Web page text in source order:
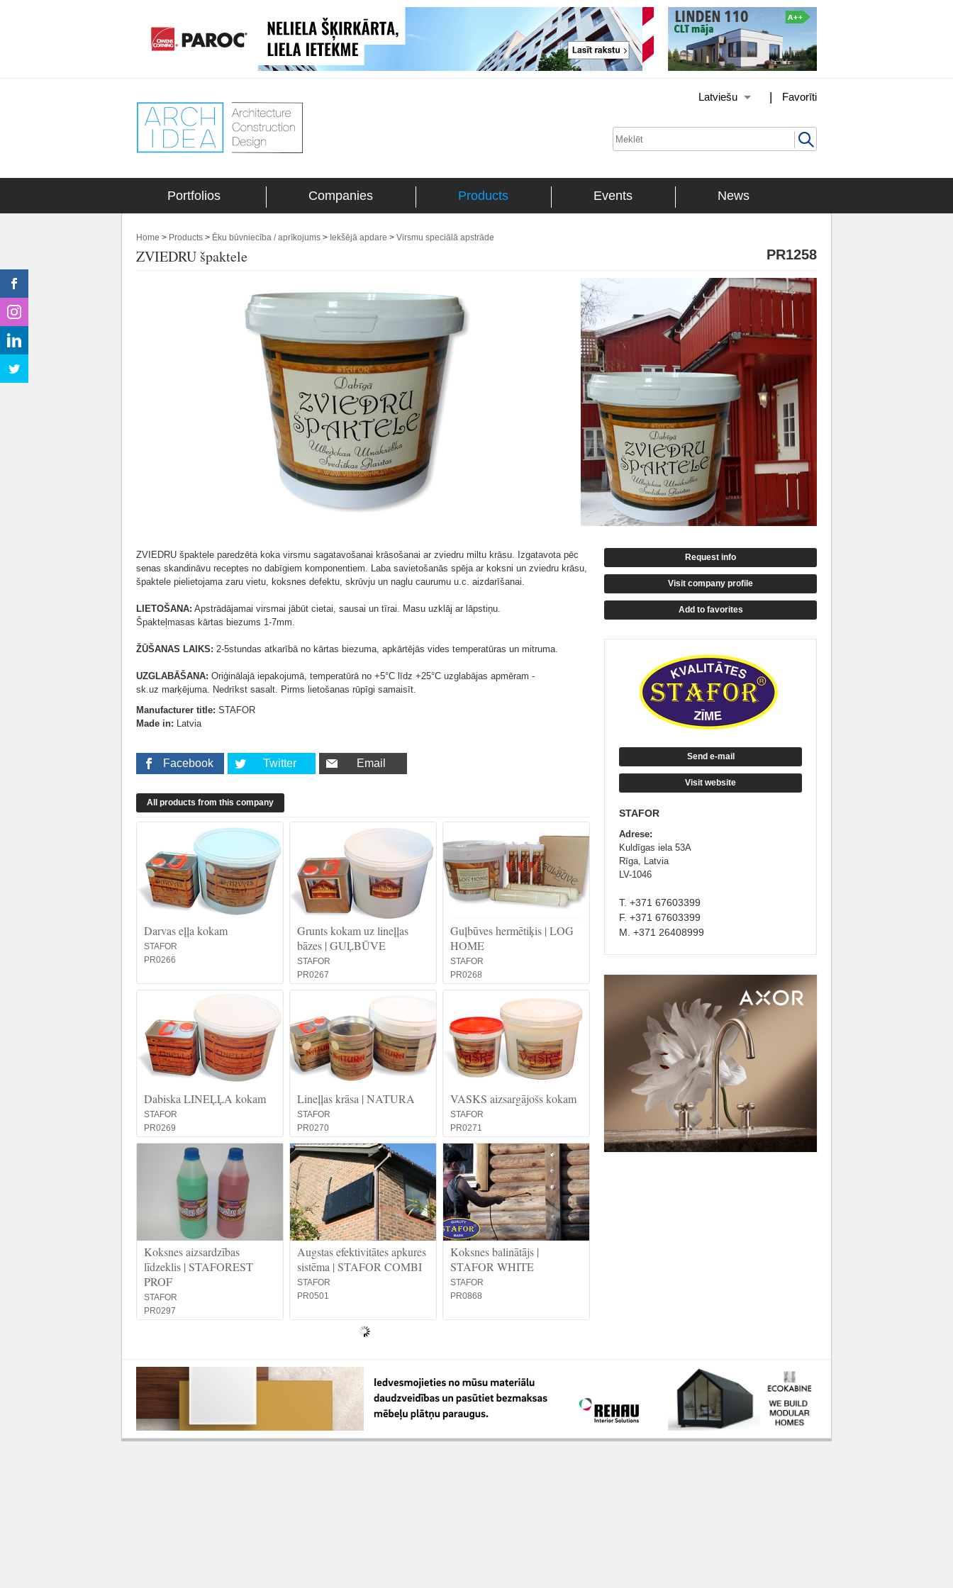
Favorīti
|
Latviešu
Portfolios Companies Products Events News
Home > Products > Ēku būvniecība / aprīkojums > Iekšējā apdare > Virsmu speciālā apstrāde
ZVIEDRU špaktele PR1258
ZVIEDRU špaktele paredzēta koka virsmu sagatavošanai krāsošanai ar zviedru miltu krāsu. Izgatavota pēc
senas skandināvu receptes no dabīgiem komponentiem. Laba savietošanās spēja ar koksni un zviedru krāsu,
špaktele pielietojama zaru vietu, koksnes defektu, skrūvju un naglu caurumu u.c. aizdarīšanai.
LIETOŠANA: Apstrādājamai virsmai jābūt cietai, sausai un tīrai. Masu uzklāj ar lāpstiņu.
Špakteļmasas kārtas biezums 1-7mm.
ŽŪŠANAS LAIKS: 2-5stundas atkarībā no kārtas biezuma, apkārtējās vides temperatūras un mitruma.
UZGLABĀŠANA: Oriģinālajā iepakojumā, temperatūrā no +5°C līdz +25°С uzglabājas apmēram -
sk.uz marķējuma. Nedrīkst sasalt. Pirms lietošanas rūpīgi samaisīt.
Manufacturer title: STAFOR
Made in: Latvia
Facebook Twitter Email
All products from this company
Darvas eļļa kokam
STAFOR
PR0266
Grunts kokam uz lineļļas
bāzes | GUĻBŪVE
STAFOR
PR0267
Guļbūves hermētiķis | LOG
HOME
STAFOR
PR0268
Dabiska LINEĻĻA kokam
STAFOR
PR0269
Lineļļas krāsa | NATURA
STAFOR
PR0270
VASKS aizsargājošs kokam
STAFOR
PR0271
Koksnes aizsardzības
līdzeklis | STAFOREST
PROF
STAFOR
PR0297
Augstas efektivitātes apkures
sistēma | STAFOR COMBI
STAFOR
PR0501
Koksnes balinātājs |
STAFOR WHITE
STAFOR
PR0868
Request info
Visit company profile
Add to favorites
Send e-mail
Visit website
STAFOR
Adrese:
Kuldīgas iela 53A
Rīga, Latvia
LV-1046
T. +371 67603399
F. +371 67603399
M. +371 26408999